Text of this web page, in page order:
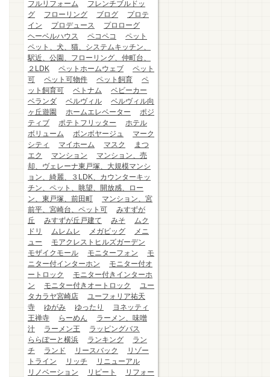
フルリフォーム
フレンチブルドッ
グ
フローリング ブログ
プロテ
イン
プロデュース
プロローグ
ヘーベルハウス
ペコペコ
ペット
ペット、犬、猫、システムキッチン、
駅近、公園、フローリング、仲町台、
２LDK
ペットホームウェブ
ペット
可
ペット可物件 ペット飼育
ペ
ット飼育可
ベトナム
ベビーカー
ベランダ
ベルヴィル
ベルヴィル向
ヶ丘遊園
ホームエレベーター
ポジ
ティブ
ポテトフリッター
ホテル
ボリューム
ボンボヤージュ
マーク
シティ
マイホーム マスク
まつ
エク
マンション
マンション、売
却、ヴェレーナ東戸塚、大規模マンシ
ョン、綺麗、３LDK、カウンターキッ
チン、ペット、眺望、開放感、ロー
ン、東戸塚、前田町
マンション、宮
前平、宮崎台、ペット可
みすずが
丘
みすずが丘戸建て みそ
ムク
ドリ
ムレムレ メガビッグ
メニ
ュー
モアクレストヒルズガーデン
モザイクモール
モニターフォン
モ
ニター付インターホン
モニター付オ
ートロック
モニター付きインターホ
ン
モニター付きオートロック
ユー
タカラヤ宮崎店
ユーフォリア祐天
寺
ゆがみ ゆったり
ヨネッティ
王禅寺
らーめん
ラーメン、味噌
汁
ラーメン王
ラッピングバス
ららぽーと横浜
ランキング
ラン
チ
ランド リースバック
リゾー
トライン
リッチ
リニューアル
リノベーション
リピート
リフォー